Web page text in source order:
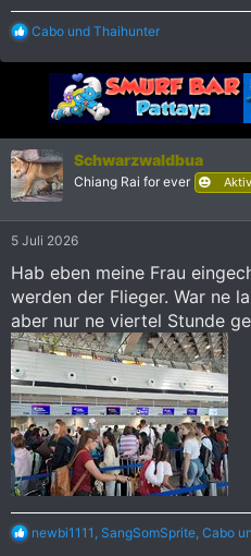
R
a
n
e
n
:
Cabo und Thaihunter
Schwarzwaldbua
Chiang Rai for ever Aktiv
5 Juli 2026
Hab eben meine Frau
werden der Flieger. War ne
aber nur ne viertel Stunde
R
newbi1111 SangSomSprite Cabo